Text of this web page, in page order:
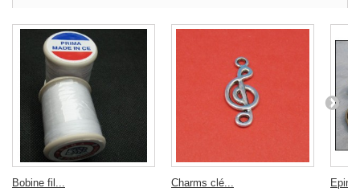
Bobine fil...
Charms clé...